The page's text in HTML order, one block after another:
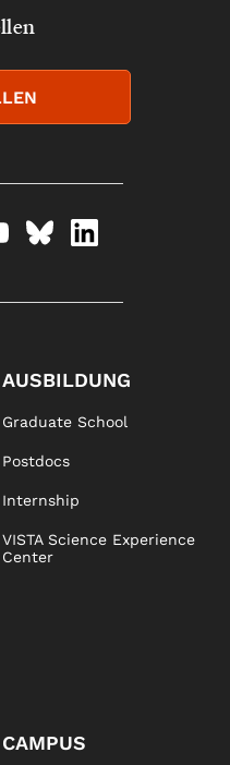
AUSBILDUNG
Graduate School
Postdocs
Internship
VISTA Science Experience
Center
CAMPUS